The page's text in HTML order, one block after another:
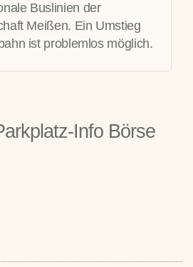
Buslinien der
Meißen. Ein Umstieg
ist problemlos möglich.
Info Börse